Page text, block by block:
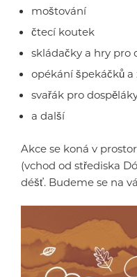
moštování
čtecí koutek
skládačky a hry pro
opékání špekáčků
svařák pro
a další
Akce se koná v
(vchod od střediska
déšť. Budeme se na